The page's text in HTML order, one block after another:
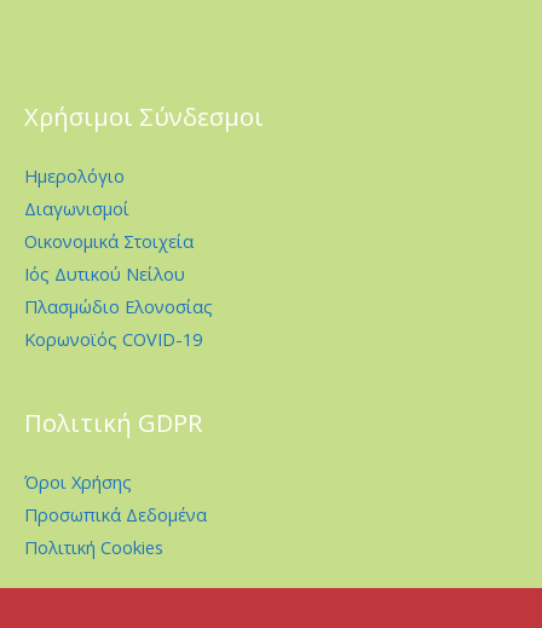
Χρήσιμοι Σύνδεσμοι
Ημερολόγιο
Διαγωνισμοί
Οικονομικά Στοιχεία
Ιός Δυτικού Νείλου
Πλασμώδιο Ελονοσίας
Κορωνοϊός COVID-19
Πολιτική GDPR
Όροι Χρήσης
Προσωπικά Δεδομένα
Πολιτική Cookies